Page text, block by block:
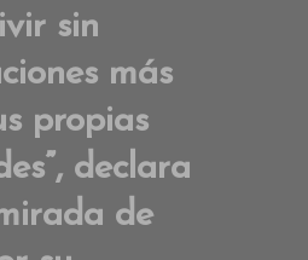
sin
más
propias
declara
de